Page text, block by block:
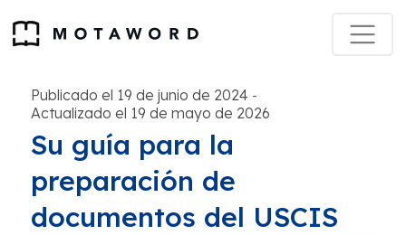
Publicado el 19 de junio de 2024 -
Actualizado el 19 de mayo de 2026
Su guía para la
preparación de
documentos del USCIS